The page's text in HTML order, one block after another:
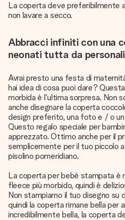
La coperta deve preferibilmente
non lavare a secco.
Abbracci infiniti con una
neonati tutta da
Avrai presto una festa di
hai idea di cosa puoi dare?
morbida è l'ultima sorpresa. Non
anche disegnare la coperta
design preferito, una foto e / o
Questo regalo speciale per
apprezzato. Ottimo anche per il
semplicemente per il tuo piccolo
pisolino pomeridiano.
La coperta per bebè stampata è
fleece più morbido, quindi è
Non stampiamo il tuo disegno su
quindi la coperta rimane bella per
incredibilmente bella, la coperta